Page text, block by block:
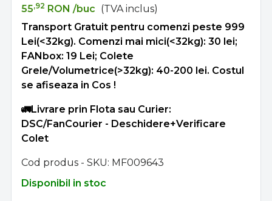
55,92 RON /buc (TVA inclus)
Transport Gratuit pentru comenzi peste 999
Lei(<32kg). Comenzi mai mici(<32kg): 30 lei;
FANbox: 19 Lei; Colete
Grele/Volumetrice(>32kg): 40-200 lei. Costul
se afiseaza in Cos !
🚛Livrare prin Flota sau Curier:
DSC/FanCourier - Deschidere+Verificare
Colet
Cod produs - SKU MF009643
Disponibil in stoc